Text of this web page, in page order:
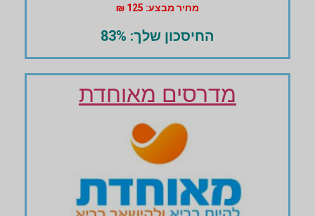
מחיר מבצע: 125 ₪
החיסכון שלך: 83%
מדרסים מאוחדת